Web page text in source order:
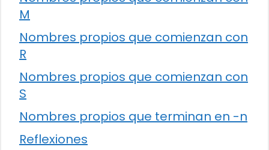
M
Nombres propios que comienzan con
R
Nombres propios que comienzan con
S
Nombres propios que terminan en -n
Reflexiones